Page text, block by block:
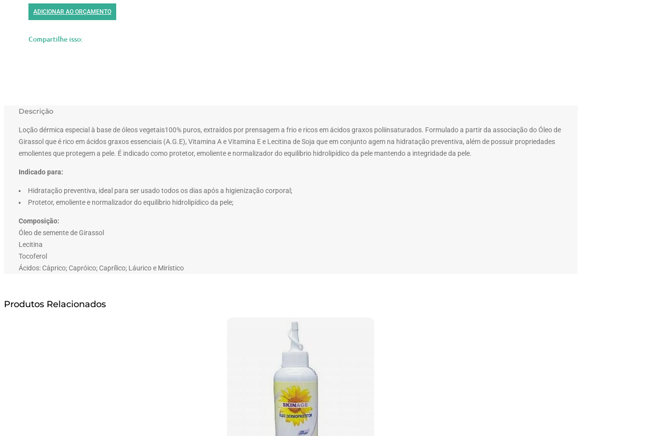
ADICIONAR AO ORÇAMENTO
Compartilhe isso:
Descrição
Loção dérmica especial à base de óleos vegetais100% puros, extraídos por prensagem a frio e ricos em ácidos graxos poliinsaturados. Formulado a partir da associação do Óleo de
Girassol que é rico em ácidos graxos essenciais (A.G.E), Vitamina A e Vitamina E e Lecitina de Soja que em conjunto agem na hidratação preventiva, além de possuir propriedades
emolientes que protegem a pele. É indicado como protetor, emoliente e normalizador do equilíbrio hidrolipídico da pele mantendo a integridade da pele.
Indicado para:
Hidratação preventiva, ideal para ser usado todos os dias após a higienização corporal;
Protetor, emoliente e normalizador do equilíbrio hidrolipídico da pele;
Composição:
Óleo de semente de Girassol
Lecitina
Tocoferol
Ácidos: Cáprico; Capróico; Caprílico; Láurico e Mirístico
Produtos Relacionados